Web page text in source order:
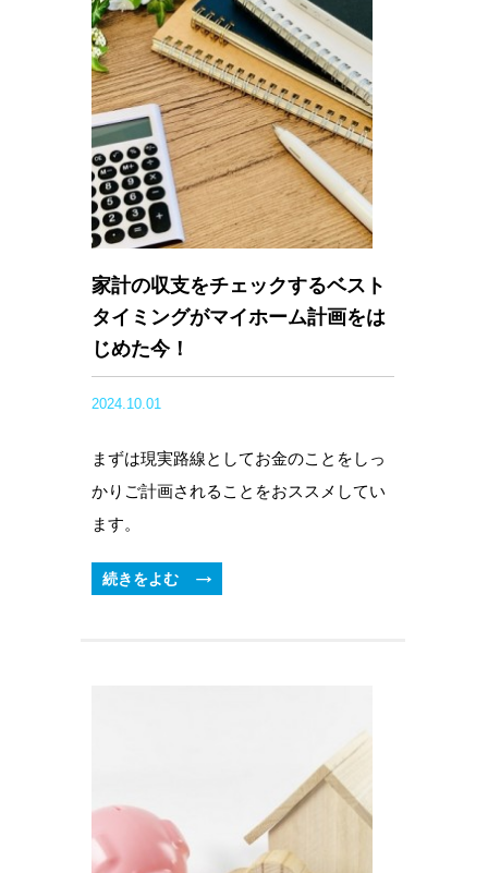
家計の収支をチェックするベスト
タイミングがマイホーム計画をは
じめた今！
2024.10.01
まずは現実路線としてお金のことをしっ
かりご計画されることをおススメしてい
ます。
続きをよむ